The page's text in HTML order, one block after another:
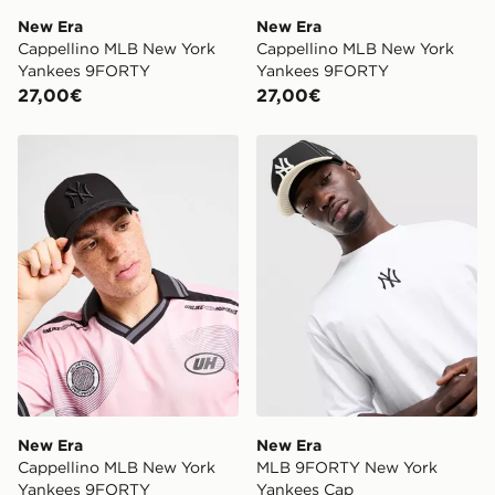
New Era
Cappellino MLB New York
Yankees 9FORTY
27,00€
New Era
Cappellino MLB New York
Yankees 9FORTY
27,00€
New Era Cappellino MLB New York Yankees 9FORTY
New Era
Cappellino MLB New York
Yankees 9FORTY
New Era MLB 9FORTY
New Era
MLB 9FORTY New York
Yankees Cap